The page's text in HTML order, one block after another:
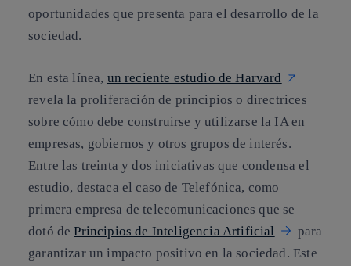
oportunidades que presenta para el desarrollo de la
sociedad.
En esta línea, un reciente estudio de Harvard
revela la proliferación de principios o directrices
sobre cómo debe construirse y utilizarse la IA en
empresas, gobiernos y otros grupos de interés.
Entre las treinta y dos iniciativas que condensa el
estudio, destaca el caso de Telefónica, como
primera empresa de telecomunicaciones que se
dotó dePrincipios de Inteligencia Artificial
para
garantizar un impacto positivo en la sociedad. Este